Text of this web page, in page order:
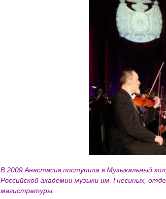
В 2009 Анастасия поступила в Музыкальный
Российской академии музыки им. Гнесиных,
магистратуры.